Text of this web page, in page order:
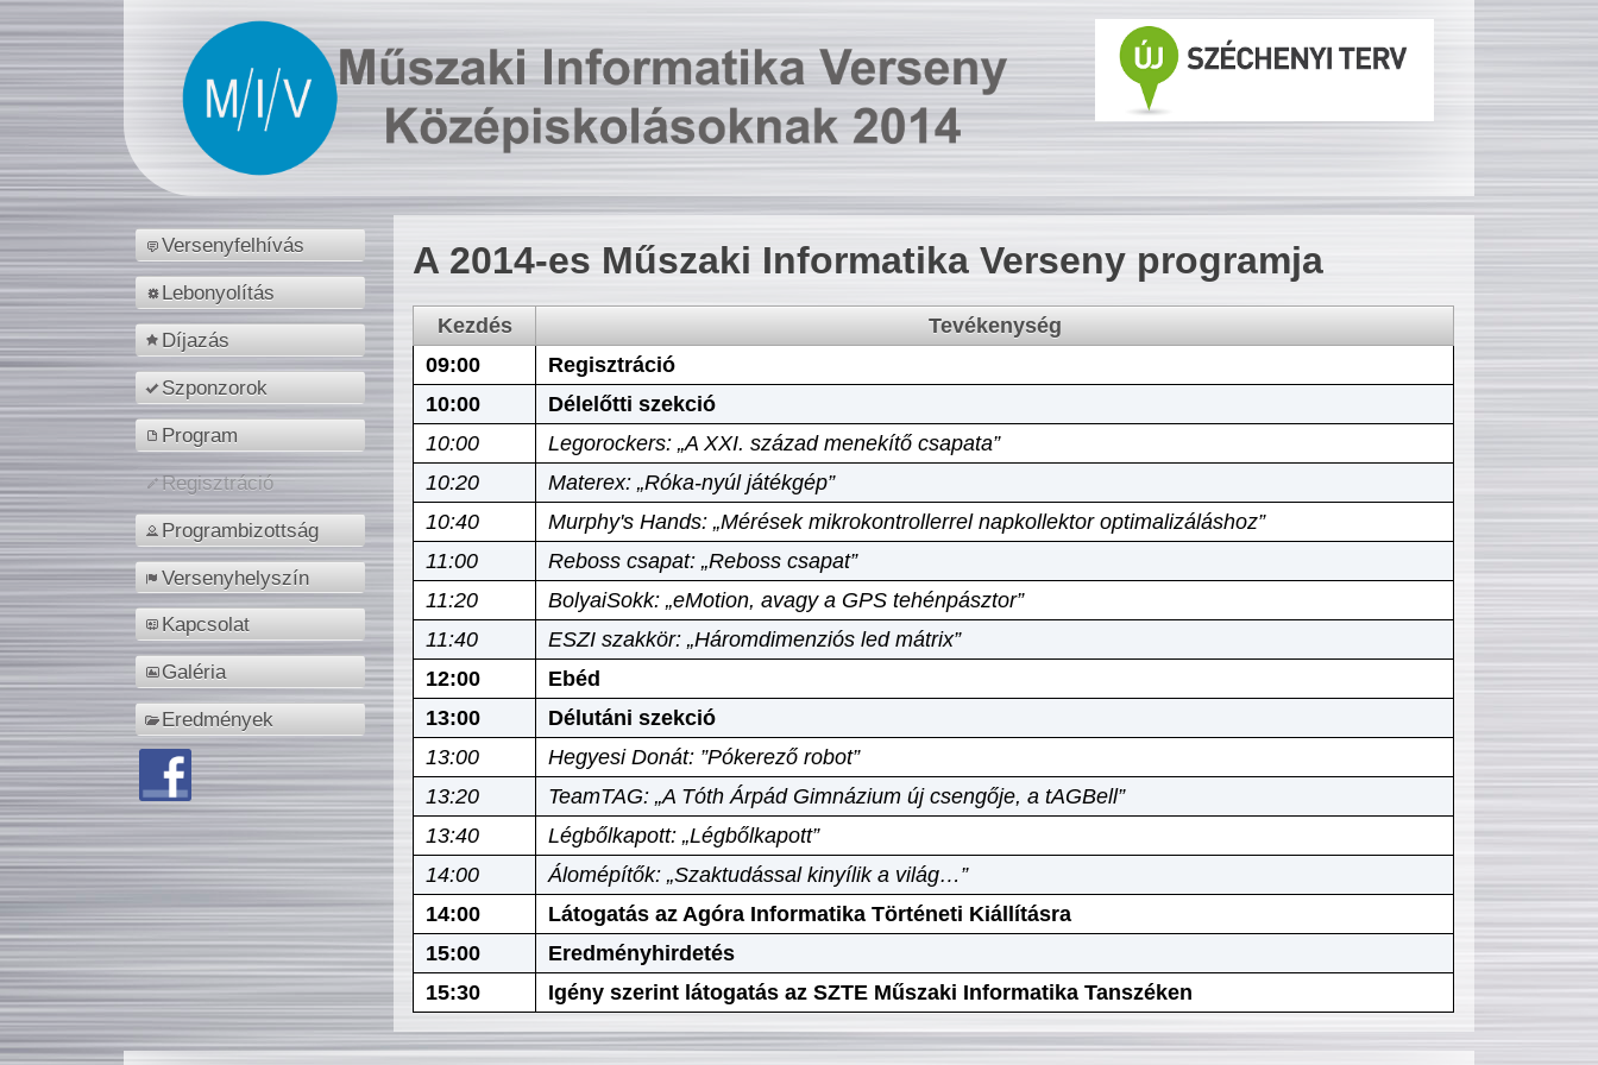
Versenyfelhívás
Lebonyolítás
Díjazás
Szponzorok
Program
Regisztráció
Programbizottság
Versenyhelyszín
Kapcsolat
Galéria
Eredmények
A 2014-es Műszaki Informatika Verseny programja
Kezdés
Tevékenység
09:00
Regisztráció
10:00
Délelőtti szekció
10:00
Legorockers: „A XXI. század menekítő csapata”
10:20
Materex: „Róka-nyúl játékgép”
10:40
Murphy's Hands: „Mérések mikrokontrollerrel napkollektor optimalizáláshoz”
11:00
Reboss csapat: „Reboss csapat”
11:20
BolyaiSokk: „eMotion, avagy a GPS tehénpásztor”
11:40
ESZI szakkör: „Háromdimenziós led mátrix”
12:00
Ebéd
13:00
Délutáni szekció
13:00
Hegyesi Donát: ”Pókerező robot”
13:20
TeamTAG: „A Tóth Árpád Gimnázium új csengője, a tAGBell”
13:40
Légbőlkapott: „Légbőlkapott”
14:00
Álomépítők: „Szaktudással kinyílik a világ…”
14:00
Látogatás az Agóra Informatika Történeti Kiállításra
15:00
Eredményhirdetés
15:30
Igény szerint látogatás az SZTE Műszaki Informatika Tanszéken